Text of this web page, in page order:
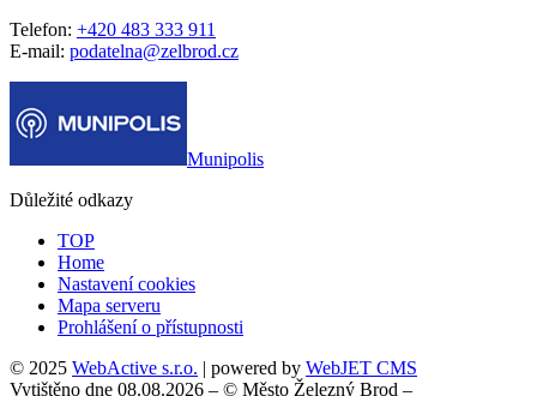
Telefon: +420 483 333 911
E-mail: podatelna@zelbrod.cz
Munipolis
Důležité odkazy
TOP
Home
Nastavení cookies
Mapa serveru
Prohlášení o přístupnosti
© 2025 WebActive s.r.o. | powered by WebJET CMS
Vytištěno dne 08.08.2026 – © Město Železný Brod –